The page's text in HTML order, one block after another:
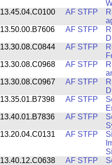
13.45.04.C0100
AF STFP
13.50.00.B7606
AF STFP
13.30.08.C0844
AF STFP
13.30.08.C0968
AF STFP
13.30.08.C0967
AF STFP
13.35.01.B7398
AF STFP
13.40.01.B7836
AF STFP
13.20.04.C0131
AF STFP
13.40.12.C0638
AF STFP